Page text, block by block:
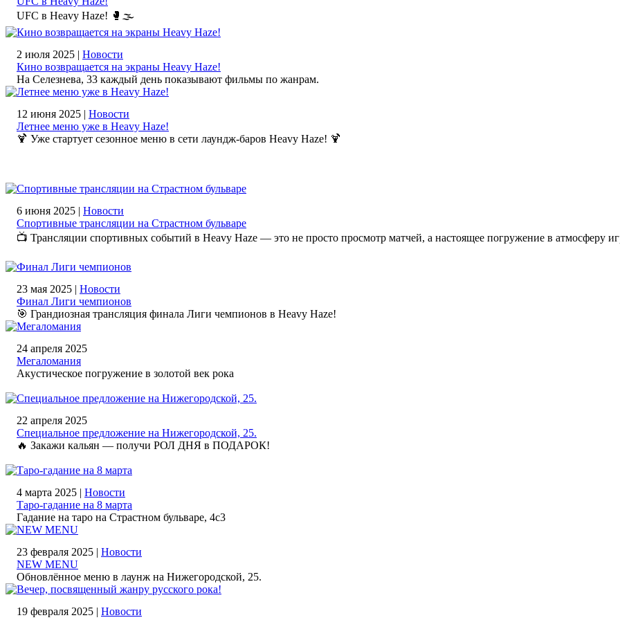
UFC в Heavy Haze! 🥊🌫️
2 июля 2025 | Новости
Кино возвращается на экраны Heavy Haze!
На Селезнева, 33 каждый день показывают фильмы по жанрам.
12 июня 2025 | Новости
Летнее меню уже в Heavy Haze!
🍹 Уже стартует сезонное меню в сети лаундж-баров Heavy Haze! 🍹
6 июня 2025 | Новости
Спортивные трансляции на Страстном бульваре
📺 Трансляции спортивных событий в Heavy Haze — это не просто просмотр матчей, а настоящее погружение в атмосферу
23 мая 2025 | Новости
Финал Лиги чемпионов
🎯 Грандиозная трансляция финала Лиги чемпионов в Heavy Haze!
24 апреля 2025
Мегаломания
Акустическое погружение в золотой век рока
22 апреля 2025
Специальное предложение на Нижегородской, 25.
🔥 Закажи кальян — получи РОЛ ДНЯ в ПОДАРОК!
4 марта 2025 | Новости
Таро-гадание на 8 марта
Гадание на таро на Страстном бульваре, 4с3
23 февраля 2025 | Новости
NEW MENU
Обновлённое меню в лаунж на Нижегородской, 25.
19 февраля 2025 | Новости